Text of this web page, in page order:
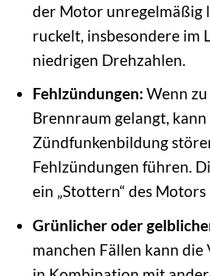
der Motor unregelmäßig
ruckelt, insbesondere im
niedrigen Drehzahlen.
Fehlzündungen: Wenn
Brennraum gelangt, kann
Zündfunkenbildung
Fehlzündungen führen.
ein „Stottern“ des
Grünlicher oder
manchen Fällen kann